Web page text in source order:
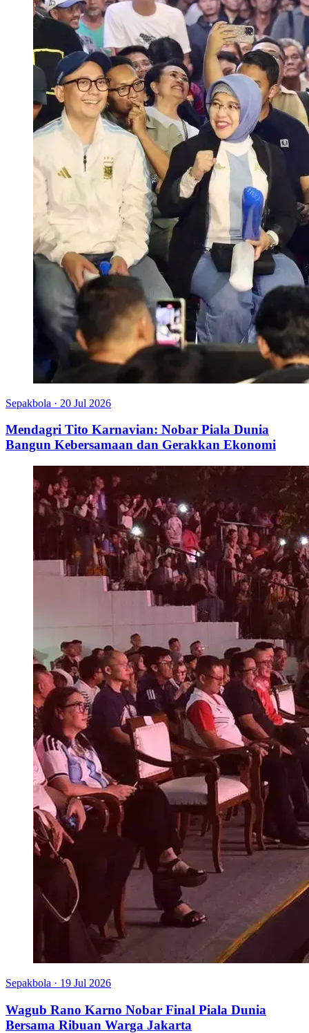
Sepakbola · 20 Jul 2026
Mendagri Tito Karnavian: Nobar Piala Dunia
Bangun Kebersamaan dan Gerakkan Ekonomi
Sepakbola · 19 Jul 2026
Wagub Rano Karno Nobar Final Piala Dunia
Bersama Ribuan Warga Jakarta